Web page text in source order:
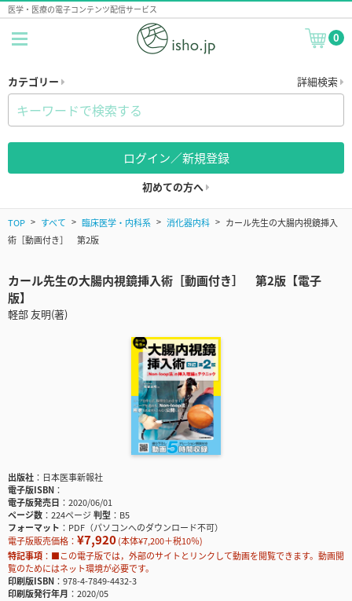
医学・医療の電子コンテンツ配信サービス
0
カテゴリー 詳細検索
ログイン／新規登録
初めての方へ
TOP すべて 臨床医学・内科系 消化器内科
カール先生の大腸内視鏡挿入
術［動画付き］ 第2版
カール先生の大腸内視鏡挿入術［動画付き］ 第2版【電子
版】
軽部 友明(著)
出版社
日本医事新報社
電子版ISBN
電子版発売日
2020/06/01
ページ数
224ページ判型
B5
フォーマット
PDF（パソコンへのダウンロード不可）
電子版販売価格： ¥7,920(本体¥7,200＋税10％)
特記事項
■この電子版では，外部のサイトとリンクして動画を閲覧できます。動画閲
覧のためにはネット環境が必要です。
印刷版ISBN
978-4-7849-4432-3
印刷版発行年月
2020/05